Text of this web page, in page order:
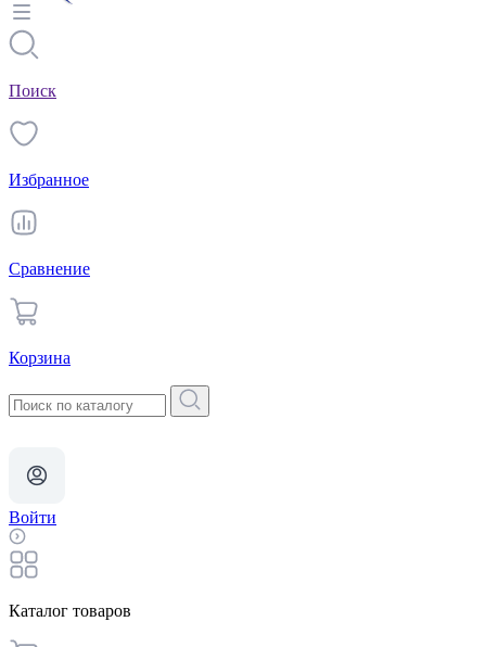
Поиск
Избранное
Сравнение
Корзина
Войти
Каталог товаров